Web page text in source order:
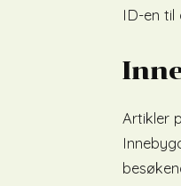
ID-en til
Artikler